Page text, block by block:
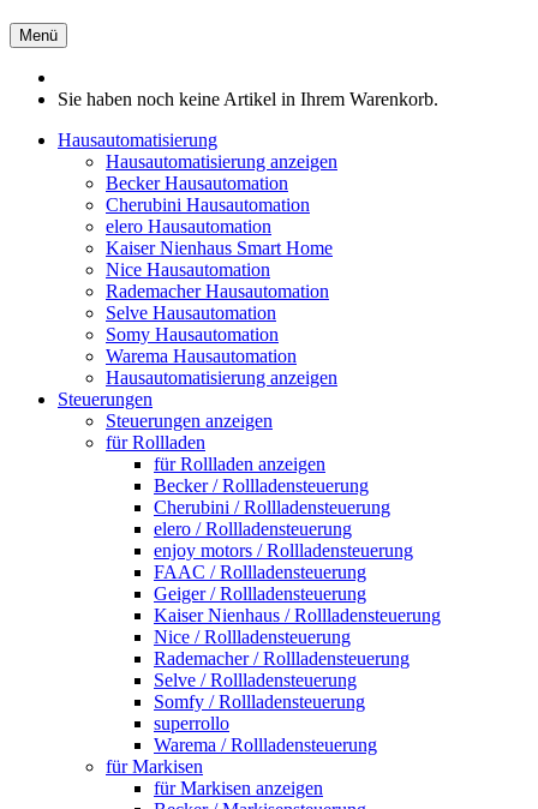
Menü
Sie haben noch keine Artikel in Ihrem Warenkorb.
Hausautomatisierung
Hausautomatisierung anzeigen
Becker Hausautomation
Cherubini Hausautomation
elero Hausautomation
Kaiser Nienhaus Smart Home
Nice Hausautomation
Rademacher Hausautomation
Selve Hausautomation
Somy Hausautomation
Warema Hausautomation
Hausautomatisierung anzeigen
Steuerungen
Steuerungen anzeigen
für Rollladen
für Rollladen anzeigen
Becker / Rollladensteuerung
Cherubini / Rollladensteuerung
elero / Rollladensteuerung
enjoy motors / Rollladensteuerung
FAAC / Rollladensteuerung
Geiger / Rollladensteuerung
Kaiser Nienhaus / Rollladensteuerung
Nice / Rollladensteuerung
Rademacher / Rollladensteuerung
Selve / Rollladensteuerung
Somfy / Rollladensteuerung
superrollo
Warema / Rollladensteuerung
für Markisen
für Markisen anzeigen